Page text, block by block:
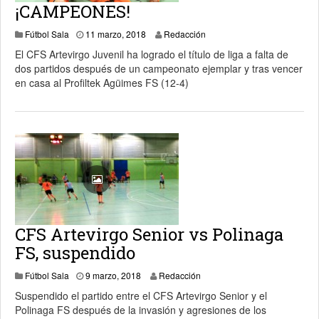
¡CAMPEONES!
Fútbol Sala 11 marzo, 2018 11 marzo, 2018
Redacción
El CFS Artevirgo Juvenil ha logrado el título de liga a falta de
dos partidos después de un campeonato ejemplar y tras vencer
en casa al Profiltek Agüimes FS (12-4)
CFS Artevirgo Senior vs Polinaga
FS, suspendido
Fútbol Sala 9 marzo, 2018 11 marzo, 2018
Redacción
Suspendido el partido entre el CFS Artevirgo Senior y el
Polinaga FS después de la invasión y agresiones de los